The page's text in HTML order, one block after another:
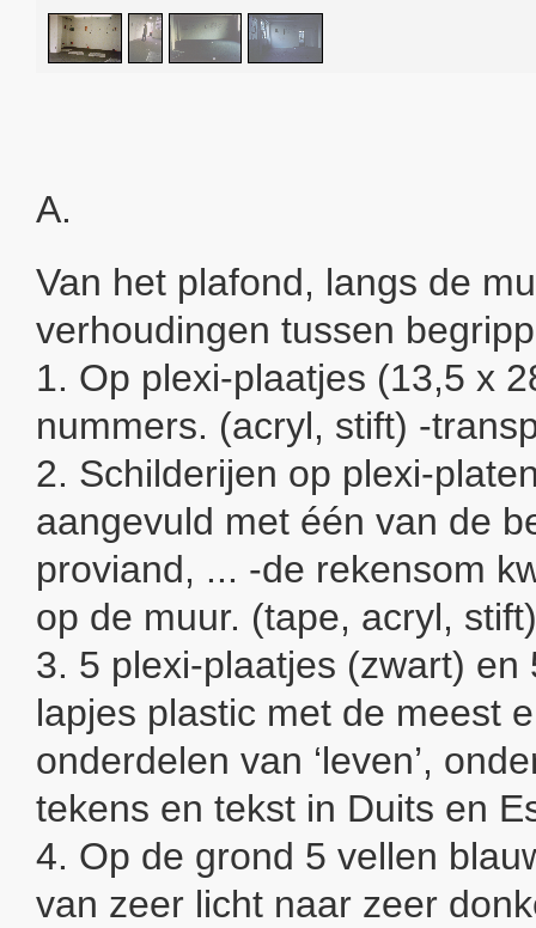
A.
Van het plafond, langs de
verhoudingen tussen
1. Op plexi-plaatjes (13,5 x
nummers. (acryl, stift) -
2. Schilderijen op plexi-
aangevuld met één van de
proviand, ... -de rekensom
op de muur. (tape, acryl,
3. 5 plexi-plaatjes (zwart) en
lapjes plastic met de meest
onderdelen van ‘leven’,
tekens en tekst in Duits en
4. Op de grond 5 vellen
van zeer licht naar zeer